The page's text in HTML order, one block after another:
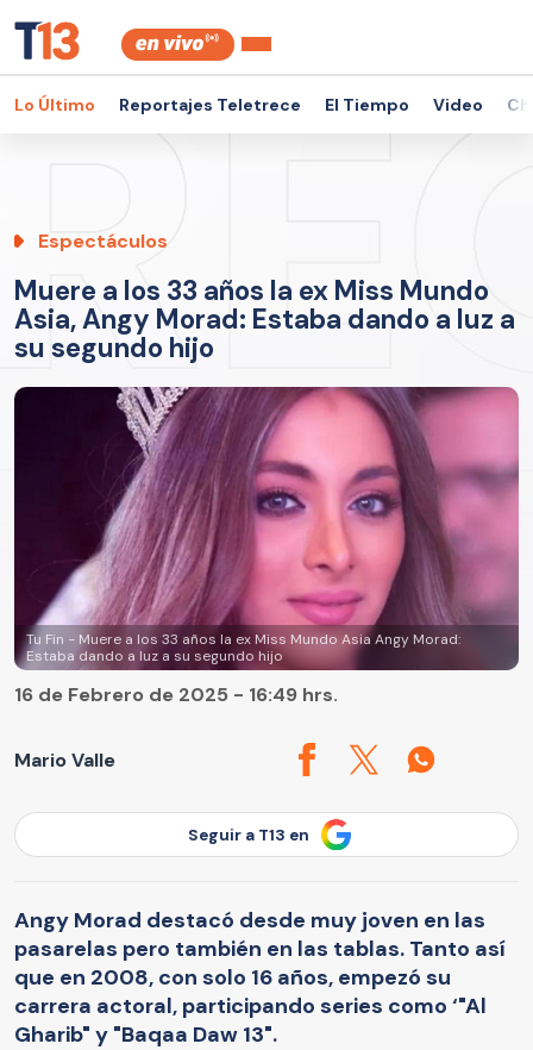
Lo Último Reportajes Teletrece El Tiempo Video
Espectáculos
Muere a los 33 años la ex Miss Mundo
Asia, Angy Morad: Estaba dando a luz a
su segundo hijo
Tu Fin - Muere a los 33 años la ex Miss Mundo Asia Angy Morad:
Estaba dando a luz a su segundo hijo
Mario Valle
16 de Febrero de 2025 - 16:49 hrs.
Seguir a T13 en
Angy Morad destacó desde muy joven en las
pasarelas pero también en las tablas. Tanto así
que en 2008, con solo 16 años, empezó su
carrera actoral, participando series como ‘"Al
Gharib" y "Baqaa Daw 13".